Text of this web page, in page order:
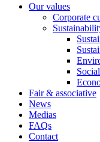
Our values
Corporate
Fair & associative
News
Medias
FAQs
Contact